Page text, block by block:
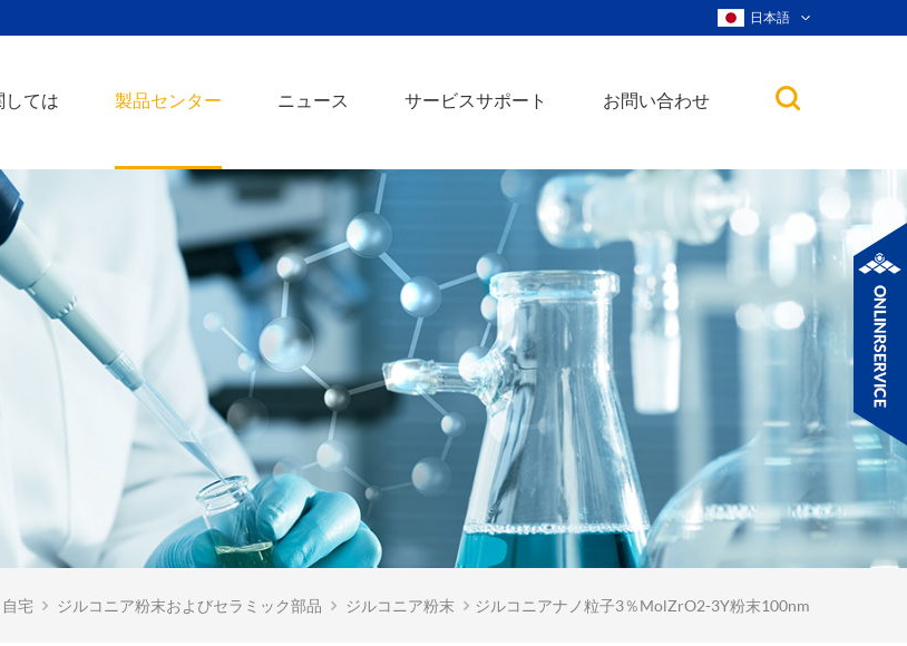
日本語
しては 製品センター ニュース サービスサポート お問い合わせ
自宅 ジルコニア粉末およびセラミック部品 ジルコニア粉末 ジルコニアナノ粒子3％molZrO2-3Y粉末100nm